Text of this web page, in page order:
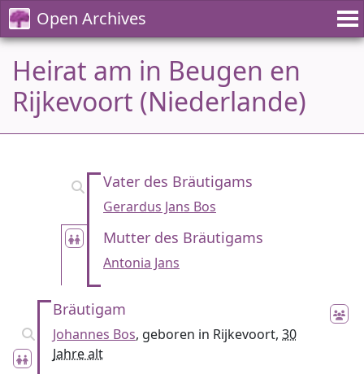
Open Archives
Heirat am in Beugen en
Rijkevoort (Niederlande)
Vater des Bräutigams
Gerardus Jans Bos
Mutter des Bräutigams
Antonia Jans
Bräutigam
Johannes Bos, geboren in Rijkevoort, 30
Jahre alt